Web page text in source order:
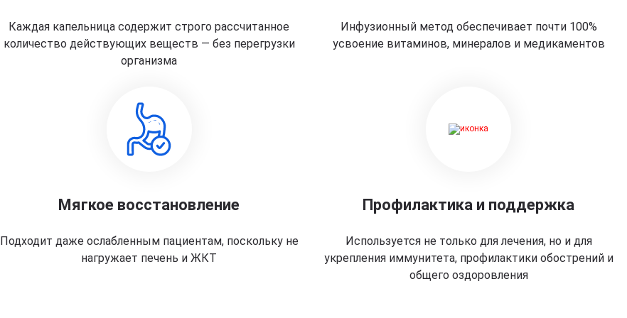
Каждая капельница содержит строго рассчитанное
количество действующих веществ — без перегрузки
организма
Инфузионный метод обеспечивает почти 100%
усвоение витаминов, минералов и медикаментов
Мягкое восстановление
Подходит даже ослабленным пациентам, поскольку не
нагружает печень и ЖКТ
Профилактика и поддержка
Используется не только для лечения, но и для
укрепления иммунитета, профилактики обострений и
общего оздоровления